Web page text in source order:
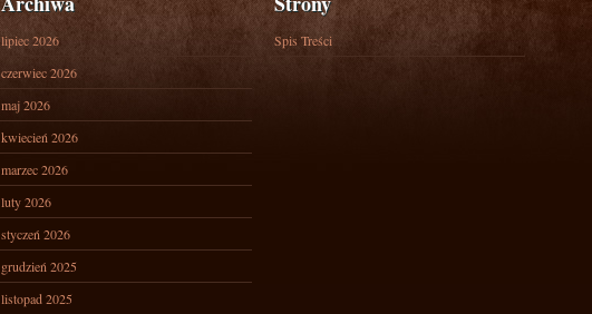
lipiec 2026
czerwiec 2026
maj 2026
kwiecień 2026
marzec 2026
luty 2026
styczeń 2026
grudzień 2025
listopad 2025
Spis Treści